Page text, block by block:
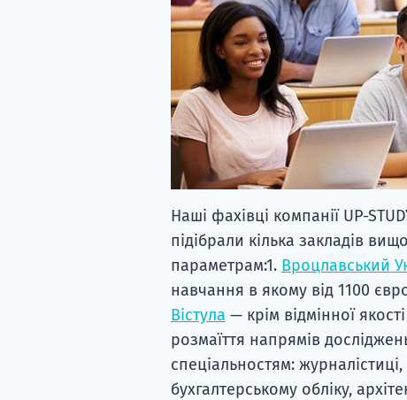
Наші фахівці компанії UP-
підібрали кілька закладів
параметрам:1. Вроцлавський
навчання в якому від 1100
Вістула — крім відмінної
розмаїття напрямів
спеціальностям:
бухгалтерському обліку,